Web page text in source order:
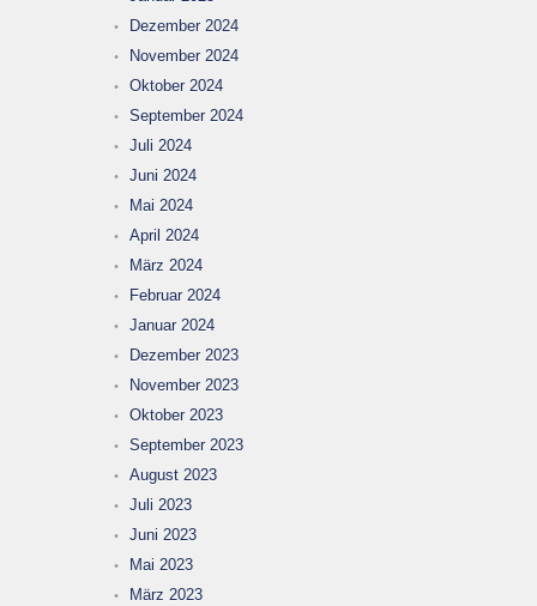
Dezember 2024
November 2024
Oktober 2024
September 2024
Juli 2024
Juni 2024
Mai 2024
April 2024
März 2024
Februar 2024
Januar 2024
Dezember 2023
November 2023
Oktober 2023
September 2023
August 2023
Juli 2023
Juni 2023
Mai 2023
März 2023